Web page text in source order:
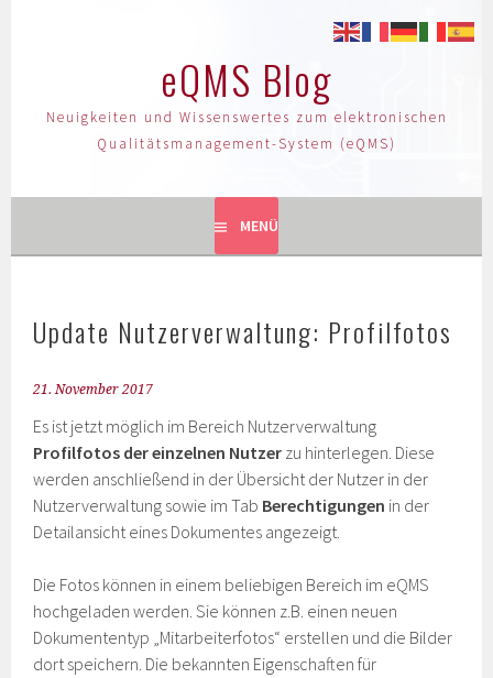
eQMS Blog
Neuigkeiten und Wissenswertes zum elektronischen
Qualitätsmanagement-System (eQMS)
MENÜ
Update Nutzerverwaltung: Profilfotos
21. November 2017
Es ist jetzt möglich im Bereich Nutzerverwaltung
Profilfotos der einzelnen Nutzer zu hinterlegen. Diese
werden anschließend in der Übersicht der Nutzer in der
Nutzerverwaltung sowie im Tab Berechtigungen in der
Detailansicht eines Dokumentes angezeigt.
Die Fotos können in einem beliebigen Bereich im eQMS
hochgeladen werden. Sie können z.B. einen neuen
Dokumententyp „Mitarbeiterfotos“ erstellen und die Bilder
dort speichern. Die bekannten Eigenschaften für